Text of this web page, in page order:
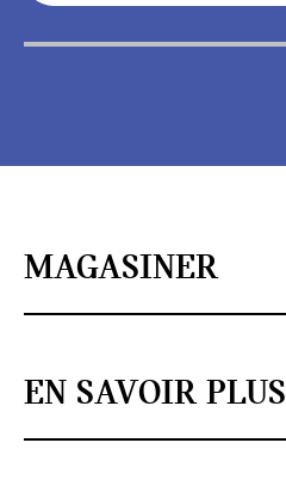
MAGASINER
EN SAVOIR PLUS